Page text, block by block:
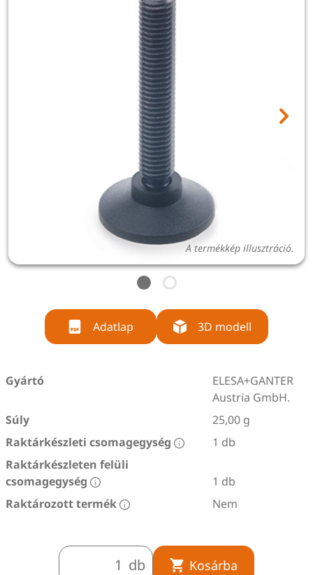
A termékkép illusztráció.
Adatlap 3D modell
Gyártó
ELESA+GANTER
Austria GmbH.
Súly
25,00 g
Raktárkészleti csomagegység
1 db
Raktárkészleten felüli
csomagegység
1 db
Raktározott termék
Nem
db Kosárba